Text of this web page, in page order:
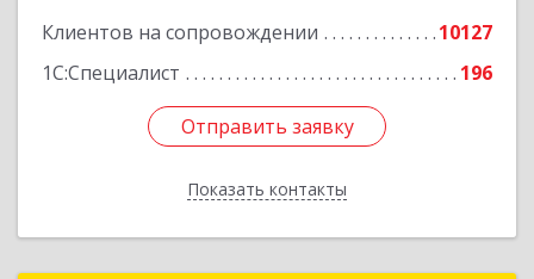
Клиентов на сопровождении
10127
1С:Специалист
196
Отправить заявку
Показать контакты
Отправить заявку
Назад